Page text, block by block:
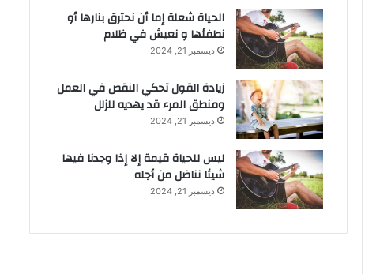
الحياة شعلة إما أن نحترق بنارها أو
نطفئها و نعيش في ظلام
ديسمبر 21, 2024
زيادة القول تحكي النقص في العمل
ومنطق المرء قد يهديه للزلل
ديسمبر 21, 2024
ليس للحياة قيمة إلا إذا وجدنا فيها
شيئا نناضل من أجله
ديسمبر 21, 2024